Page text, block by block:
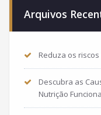
Arquivos
Reduza os
Descubra as
Nutrição